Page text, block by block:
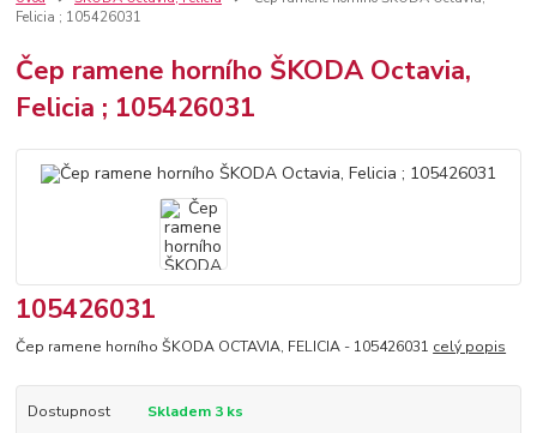
Felicia ; 105426031
Čep ramene horního ŠKODA Octavia,
Felicia ; 105426031
105426031
Čep ramene horního ŠKODA OCTAVIA, FELICIA - 105426031 celý popis
Dostupnost
Skladem 3 ks